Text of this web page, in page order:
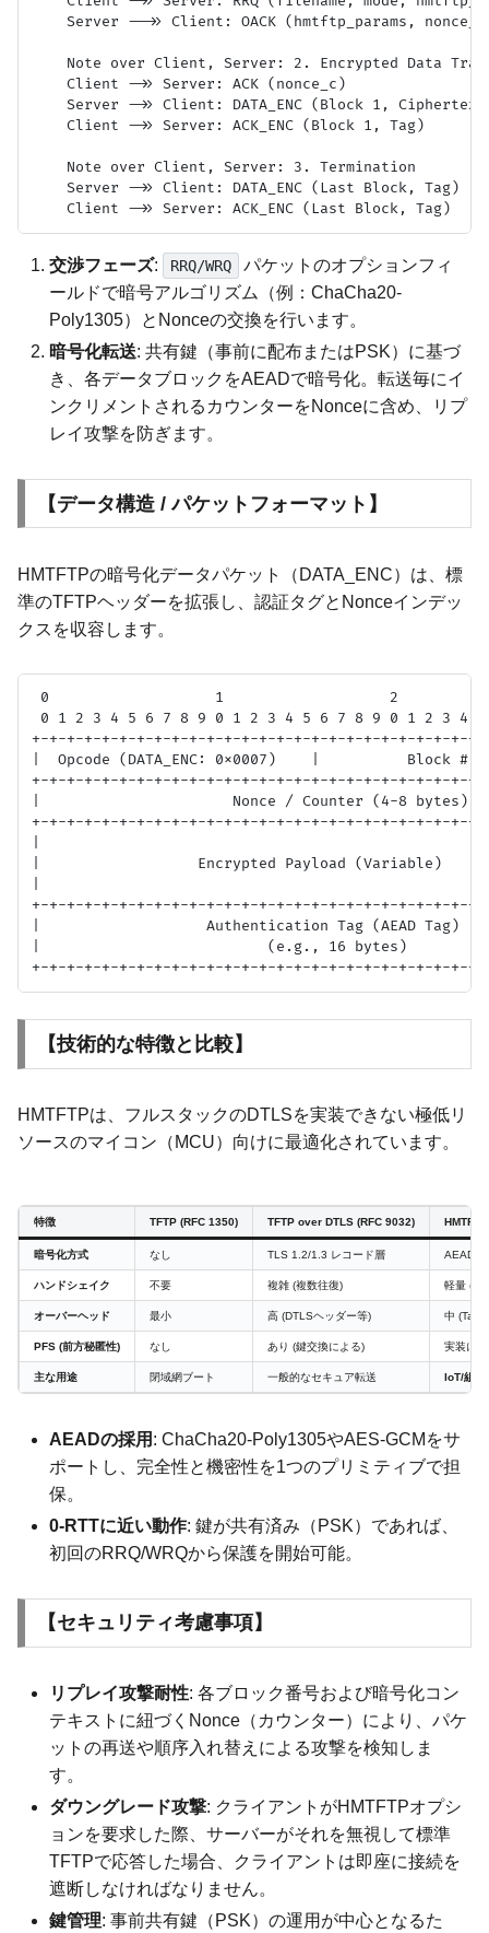
Server -->> Client: OACK (hmtftp_params,
Note over Client, Server: 2. Encrypted Data
    Client ->> Server: ACK (nonce_c)
Server ->> Client: DATA_ENC (Block 1,
    Client ->> Server: ACK_ENC (Block 1, Tag)
    Note over Client, Server: 3. Termination
    Server ->> Client: DATA_ENC (Last Block, Tag)
交渉フェーズ: RRQ/WRQ
パケットのオプションフィ
ールドで暗号アルゴリズム（例：ChaCha20-
Poly1305）とNonceの交換を行います。
暗号化転送: 共有鍵（事前に配布またはPSK）に基づ
き、各データブロックをAEADで暗号化。転送毎にイ
ンクリメントされるカウンターをNonceに含め、リプ
レイ攻撃を防ぎます。
【データ構造 / パケットフォーマット】
HMTFTPの暗号化データパケット（DATA_ENC）は、標
準のTFTPヘッダーを拡張し、認証タグとNonceインデッ
クスを収容します。
0                   1                   2
0 1 2 3 4 5 6 7 8 9 0 1 2 3 4 5 6 7 8 9 0 1 2 3 4
+-+-+-+-+-+-+-+-+-+-+-+-+-+-+-+-+-+-+-+-+-+-+-+-+-
|  Opcode (DATA_ENC: 0x0007)    |
+-+-+-+-+-+-+-+-+-+-+-+-+-+-+-+-+-+-+-+-+-+-+-+-+-
|                      Nonce / Counter (4-8
+-+-+-+-+-+-+-+-+-+-+-+-+-+-+-+-+-+-+-+-+-+-+-+-+-
|                  Encrypted Payload (Variable)
+-+-+-+-+-+-+-+-+-+-+-+-+-+-+-+-+-+-+-+-+-+-+-+-+-
|                   Authentication Tag (AEAD
|                          (e.g., 16 bytes)
【技術的な特徴と比較】
HMTFTPは、フルスタックのDTLSを実装できない極低リ
ソースのマイコン（MCU）向けに最適化されています。
特徴 TFTP (RFC 1350) TFTP over DTLS (RFC 9032)
暗号化方式 なし TLS 1.2/1.3 レコード層 AEAD
ハンドシェイク 不要 複雑 (複数往復) 軽量
オーバーヘッド 最小 高 (DTLSヘッダー等) 中 (Tag/
PFS (前方秘匿性) なし あり (鍵交換による) 実装に
主な用途 閉域網ブート 一般的なセキュア転送 IoT/組み
AEADの採用 : ChaCha20-Poly1305やAES-GCMをサ
ポートし、完全性と機密性を1つのプリミティブで担
保。
0-RTTに近い動作: 鍵が共有済み（PSK）であれば、
初回のRRQ/WRQから保護を開始可能。
【セキュリティ考慮事項】
リプレイ攻撃耐性: 各ブロック番号および暗号化コン
テキストに紐づくNonce（カウンター）により、パケ
ットの再送や順序入れ替えによる攻撃を検知しま
す。
ダウングレード攻撃: クライアントがHMTFTPオプシ
ョンを要求した際、サーバーがそれを無視して標準
TFTPで応答した場合、クライアントは即座に接続を
遮断しなければなりません。
鍵管理: 事前共有鍵（PSK）の運用が中心となるた